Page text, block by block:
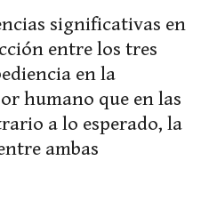
significativas en
entre los tres
en la
humano que en las
a lo esperado, la
ambas